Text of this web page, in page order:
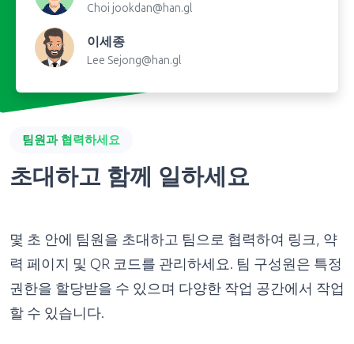
Choi jookdan@han.gl
이세종
Lee Sejong@han.gl
팀원과 협력하세요
초대하고 함께 일하세요
몇 초 안에 팀원을 초대하고 팀으로 협력하여 링크, 약
력 페이지 및 QR 코드를 관리하세요. 팀 구성원은 특정
권한을 할당받을 수 있으며 다양한 작업 공간에서 작업
할 수 있습니다.